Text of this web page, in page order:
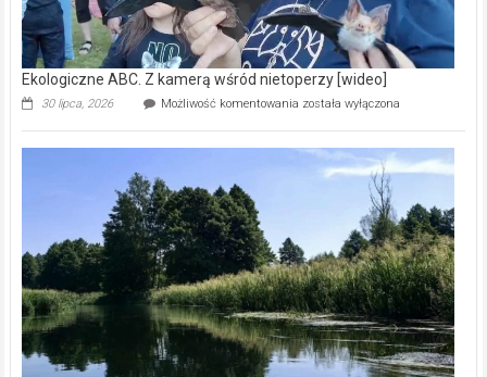
Ekologiczne ABC. Z kamerą wśród nietoperzy [wideo]
30 lipca, 2026 Możliwość komentowania Ekologiczne
kamerą
wśród
została wyłączona